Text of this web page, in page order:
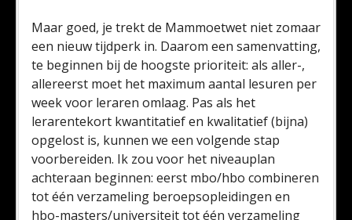
Maar goed, je trekt de Mammoetwet niet zomaar
een nieuw tijdperk in. Daarom een samenvatting,
te beginnen bij de hoogste prioriteit: als aller-,
allereerst moet het maximum aantal lesuren per
week voor leraren omlaag. Pas als het
lerarentekort kwantitatief en kwalitatief (bijna)
opgelost is, kunnen we een volgende stap
voorbereiden. Ik zou voor het niveauplan
achteraan beginnen: eerst mbo/hbo combineren
tot één verzameling beroepsopleidingen en
hbo-masters/universiteit tot één verzameling